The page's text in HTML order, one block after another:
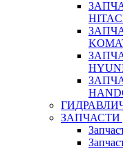
ЗАПЧАСТИ